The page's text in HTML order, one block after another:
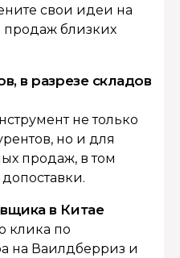
свои идеи на
близких
в разрезе складов
не только
но и для
продаж, в том
в Китае
клика по
на Ваилдберриз и